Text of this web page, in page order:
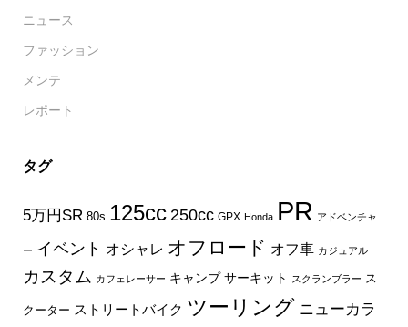
ニュース
ファッション
メンテ
レポート
タグ
5万円SR 80s 125cc 250cc GPX Honda PR アドベンチャ
ー イベント オシャレ オフロード オフ車 カジュアル
カスタム カフェレーサー キャンプ サーキット スクランブラー ス
クーター ストリートバイク ツーリング ニューカラ